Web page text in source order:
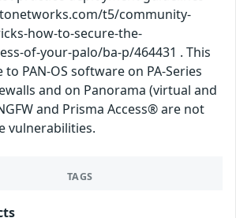
t5/community-
how-to-secure-the-
of-your-palo/ba-p/464431 . This
PAN-OS software on PA-Series
and on Panorama (virtual and
and Prisma Access® are not
vulnerabilities.
TAGS